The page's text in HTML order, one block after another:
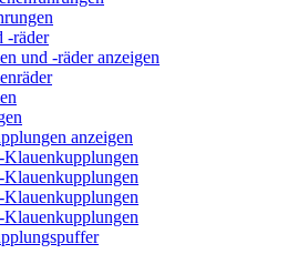
-räder
und -räder anzeigen
anzeigen